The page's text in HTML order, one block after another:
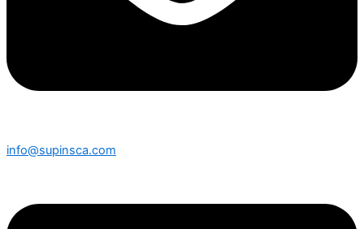
info@supinsca.com